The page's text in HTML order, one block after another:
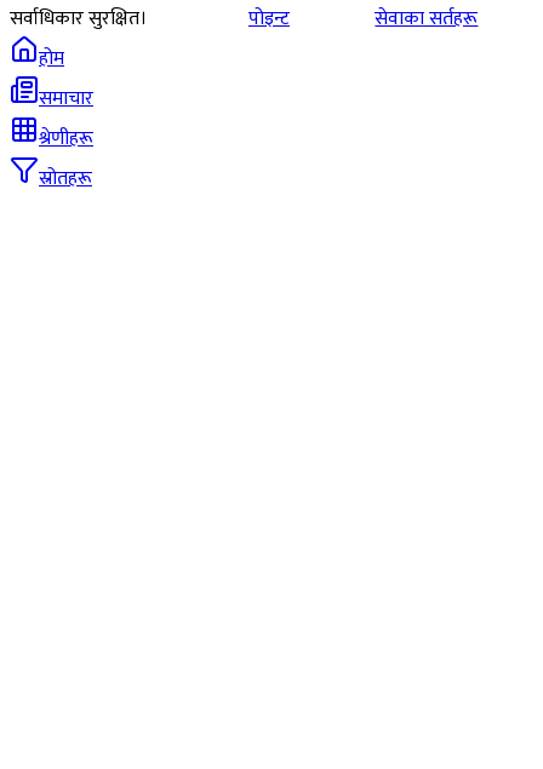
सर्वाधिकार सुरक्षित।
पोइन्ट
सेवाका सर्तहरू
होम
समाचार
श्रेणीहरू
स्रोतहरू